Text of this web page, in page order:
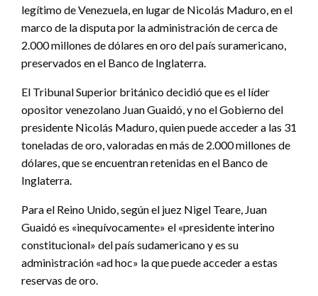
legítimo de Venezuela, en lugar de Nicolás Maduro, en el
marco de la disputa por la administración de cerca de
2.000 millones de dólares en oro del país suramericano,
preservados en el Banco de Inglaterra.
El Tribunal Superior británico decidió que es el líder
opositor venezolano Juan Guaidó, y no el Gobierno del
presidente Nicolás Maduro, quien puede acceder a las 31
toneladas de oro, valoradas en más de 2.000 millones de
dólares, que se encuentran retenidas en el Banco de
Inglaterra.
Para el Reino Unido, según el juez Nigel Teare, Juan
Guaidó es «inequívocamente» el «presidente interino
constitucional» del país sudamericano y es su
administración «ad hoc» la que puede acceder a estas
reservas de oro.